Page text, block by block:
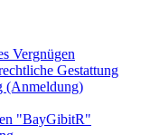
Vergnügen
Gestattung
(Anmeldung)
"BayGibitR"